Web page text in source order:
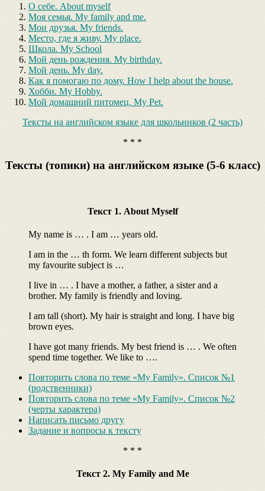
О себе. About myself
Моя семья. My family and me.
Мои друзья. My friends.
Место, где я живу. My place.
Школа. My School
Мой день рождения. My birthday.
Мой день. My day.
Как я помогаю по дому. How I help about the house.
Хобби. My Hobby.
Мой домашний питомец. My Pet.
Тексты на английском языке для школьников (2 часть)
* * *
Тексты (топики) на английском языке (5-6 класс)
Текст 1. About Myself
My name is … . I am … years old.
I am in the … th form. We learn different subjects but
my favourite subject is …
I live in … . I have a mother, a father, a sister and a
brother. My family is friendly and loving.
I am tall (short). My hair is straight and long. I have big
brown eyes.
I have got many friends. My best friend is … . We often
spend time together. We like to ….
Повторить слова по теме «My Family». Список №1
(родственники)
Повторить слова по теме «My Family». Список №2
(черты характера)
Написать письмо другу
Задание и вопросы к тексту
* * *
Текст 2. My Family and Me